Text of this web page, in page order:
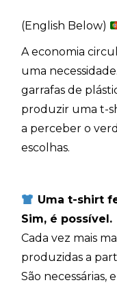
(English Below)
A economia
uma
garrafas de
produzir uma t-
a perceber o
escolhas.
Uma t-shirt
Sim, é possível.
Cada vez mais
produzidas a
São necessárias,